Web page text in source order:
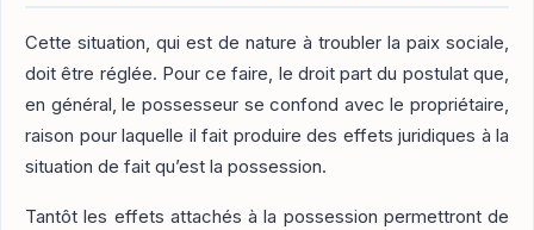
Cette situation, qui est de nature à troubler la paix sociale,
doit être réglée. Pour ce faire, le droit part du postulat que,
en général, le possesseur se confond avec le propriétaire,
raison pour laquelle il fait produire des effets juridiques à la
situation de fait qu’est la possession.
Tantôt les effets attachés à la possession permettront de